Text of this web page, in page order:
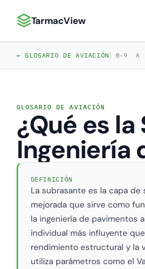
TarmacView: Análisis de Aviación
TarmacView
← GLOSARIO DE AVIACIÓN| 0-9 A
GLOSARIO DE AVIACIÓN
¿Qué es
Ingeniería
DEFINICIÓN
La subrasante es la capa
mejorada que sirve como
la ingeniería de pavimentos
individual más influyente
rendimiento estructural y la
utiliza parámetros como el